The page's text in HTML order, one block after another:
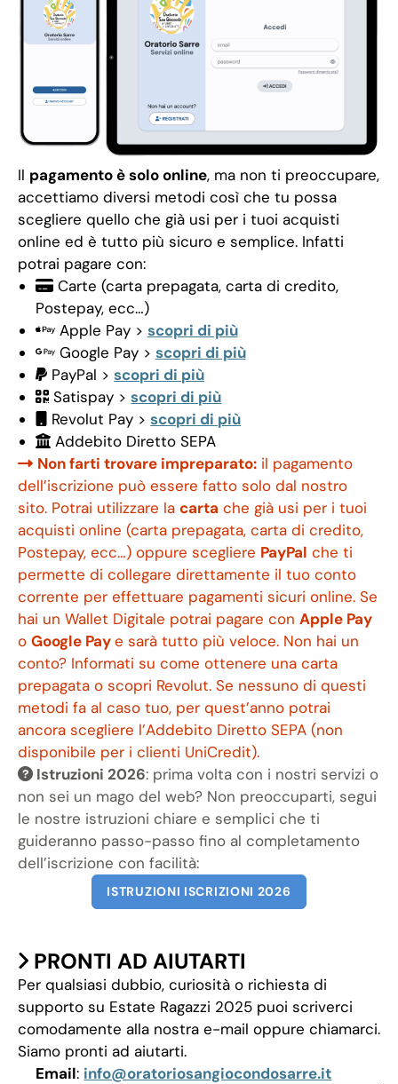
Il pagamento è solo online, ma non ti preoccupare,
accettiamo diversi metodi così che tu possa
scegliere quello che già usi per i tuoi acquisti
online ed è tutto più sicuro e semplice. Infatti
potrai pagare con:
Carte (carta prepagata, carta di credito,
Postepay, ecc…)
Apple Pay > scopri di più
Google Pay > scopri di più
PayPal >scopri di più
Satispay >scopri di più
Revolut Pay >scopri di più
Addebito Diretto SEPA
Non farti trovare impreparato: il pagamento
dell’iscrizione può essere fatto solo dal nostro
sito. Potrai utilizzare la carta che già usi per i tuoi
acquisti online (carta prepagata, carta di credito,
Postepay, ecc…) oppure scegliere PayPal che ti
permette di collegare direttamente il tuo conto
corrente per effettuare pagamenti sicuri online. Se
hai un Wallet Digitale potrai pagare con Apple Pay
o Google Paye sarà tutto più veloce. Non hai un
conto? Informati su come ottenere una carta
prepagata o scopri Revolut. Se nessuno di questi
metodi fa al caso tuo, per quest’anno potrai
ancora scegliere l’Addebito Diretto SEPA (non
disponibile per i clienti UniCredit).
Istruzioni 2026: prima volta con i nostri servizi o
non sei un mago del web? Non preoccuparti, segui
le nostre istruzioni chiare e semplici che ti
guideranno passo-passo fino al completamento
dell’iscrizione con facilità:
ISTRUZIONI ISCRIZIONI 2026
PRONTI AD AIUTARTI
Per qualsiasi dubbio, curiosità o richiesta di
supporto su Estate Ragazzi 2025 puoi scriverci
comodamente alla nostra e-mail oppure chiamarci.
Siamo pronti ad aiutarti.
Email: info@oratoriosangiocondosarre.it